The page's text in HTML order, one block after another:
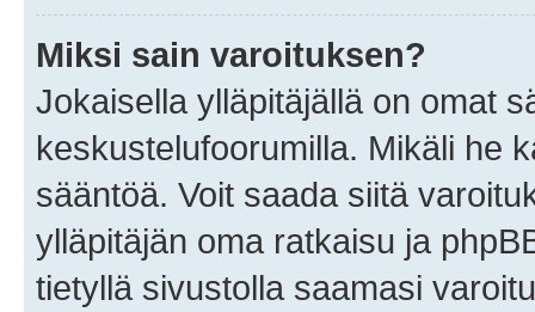
Miksi sain varoituksen?
Jokaisella ylläpitäjällä on omat
keskustelufoorumilla. Mikäli he
sääntöä. Voit saada siitä
ylläpitäjän oma ratkaisu ja
tietyllä sivustolla saamasi